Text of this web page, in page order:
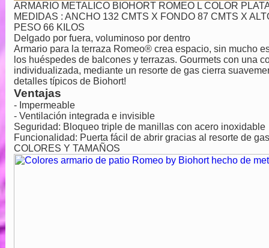
ARMARIO METALICO BIOHORT ROMEO L COLOR
MEDIDAS : ANCHO 132 CMTS X FONDO 87 CMTS X
PESO 66 KILOS
Delgado por fuera, voluminoso por dentro
Armario para la terraza Romeo® crea espacio, sin mucho
los huéspedes de balcones y terrazas. Gourmets con una
individualizada, mediante un resorte de gas cierra
detalles típicos de Biohort!
Ventajas
- Impermeable
- Ventilación integrada e invisible
Seguridad: Bloqueo triple de manillas con acero inoxidable
Funcionalidad: Puerta fácil de abrir gracias al resorte de gas
COLORES Y TAMAÑOS